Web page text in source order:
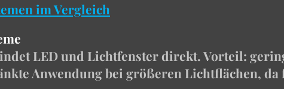
im Vergleich
LED und Lichtfenster direkt. Vorteil:
Anwendung bei größeren Lichtflächen,